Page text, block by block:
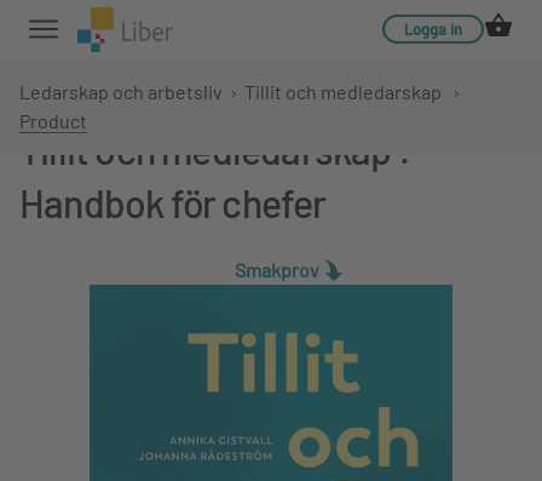
Logga in
Ledarskap och arbetsliv › Tillit och medledarskap
›
Product
Tillit och medledarskap :
Handbok för chefer
Smakprov